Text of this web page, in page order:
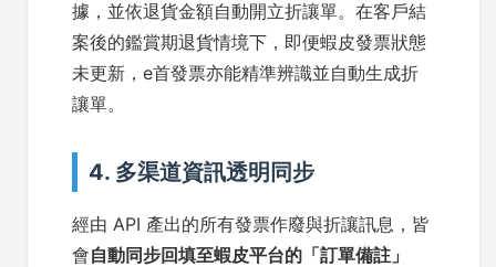
據，並依退貨金額自動開立折讓單。在客戶結
案後的鑑賞期退貨情境下，即便蝦皮發票狀態
未更新，e首發票亦能精準辨識並自動生成折
讓單。
4. 多渠道資訊透明同步
經由 API 產出的所有發票作廢與折讓訊息，皆
會自動同步回填至蝦皮平台的「訂單備註」